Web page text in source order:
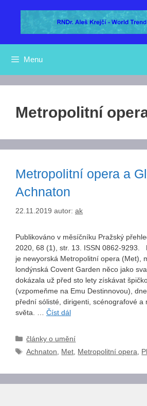
Menu
Metropolitní
Metropolitní opera a
Achnaton
22.11.2019 autor: ak
Publikováno v měsíčníku Pražský
2020, 68 (1), str. 13. ISSN 0862-9293.
je newyorská Metropolitní opera (Met),
londýnská Covent Garden něco jako
dokázala už před sto lety získávat
(vzpomeňme na Emu Destinnovou),
přední sólisté, dirigenti, scénografové a
světa. … Číst dál
Rubriky
články o umění
Štítky
Achnaton, Met, Metropolitní opera,